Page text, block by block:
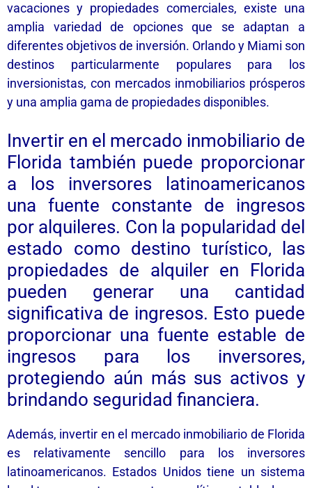
vacaciones y propiedades comerciales, existe una
amplia variedad de opciones que se adaptan a
diferentes objetivos de inversión. Orlando y Miami son
destinos particularmente populares para los
inversionistas, con mercados inmobiliarios prósperos
y una amplia gama de propiedades disponibles.
Invertir en el mercado inmobiliario de
Florida también puede proporcionar
a los inversores latinoamericanos
una fuente constante de ingresos
por alquileres. Con la popularidad del
estado como destino turístico, las
propiedades de alquiler en Florida
pueden generar una cantidad
significativa de ingresos. Esto puede
proporcionar una fuente estable de
ingresos para los inversores,
protegiendo aún más sus activos y
brindando seguridad financiera.
Además, invertir en el mercado inmobiliario de Florida
es relativamente sencillo para los inversores
latinoamericanos. Estados Unidos tiene un sistema